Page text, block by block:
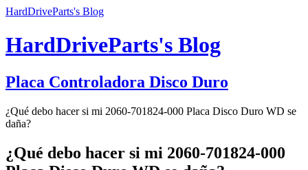
HardDriveParts's Blog
HardDriveParts's Blog
Placa Controladora Disco Duro
¿Qué debo hacer si mi 2060-701824-000 Placa Disco Duro WD se
daña?
¿Qué debo hacer si mi 2060-701824-000